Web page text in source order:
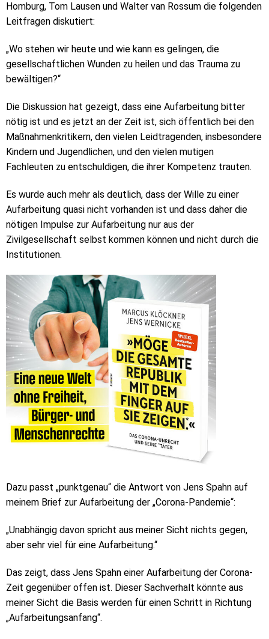
Homburg, Tom Lausen und Walter van Rossum die folgenden
Leitfragen diskutiert:
„Wo stehen wir heute und wie kann es gelingen, die
gesellschaftlichen Wunden zu heilen und das Trauma zu
bewältigen?“
Die Diskussion hat gezeigt, dass eine Aufarbeitung bitter
nötig ist und es jetzt an der Zeit ist, sich öffentlich bei den
Maßnahmenkritikern, den vielen Leidtragenden, insbesondere
Kindern und Jugendlichen, und den vielen mutigen
Fachleuten zu entschuldigen, die ihrer Kompetenz trauten.
Es wurde auch mehr als deutlich, dass der Wille zu einer
Aufarbeitung quasi nicht vorhanden ist und dass daher die
nötigen Impulse zur Aufarbeitung nur aus der
Zivilgesellschaft selbst kommen können und nicht durch die
Institutionen.
Dazu passt „punktgenau“ die Antwort von Jens Spahn auf
meinem Brief zur Aufarbeitung der „Corona-Pandemie“:
„Unabhängig davon spricht aus meiner Sicht nichts gegen,
aber sehr viel für eine Aufarbeitung.“
Das zeigt, dass Jens Spahn einer Aufarbeitung der Corona-
Zeit gegenüber offen ist. Dieser Sachverhalt könnte aus
meiner Sicht die Basis werden für einen Schritt in Richtung
„Aufarbeitungsanfang“.